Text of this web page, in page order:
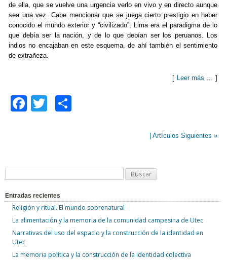
de ella, que se vuelve una urgencia verlo en vivo y en directo aunque
sea una vez. Cabe mencionar que se juega cierto prestigio en haber
conocido el mundo exterior y “civilizado”; Lima era el paradigma de lo
que debía ser la nación, y de lo que debían ser los peruanos. Los
indios no encajaban en este esquema, de ahí también el sentimiento
de extrañeza.
[ Leer más … ]
F
b
o
o
k
ar
tir
| Artículos Siguientes »
s
Entradas recientes
Religión y ritual. El mundo sobrenatural
La alimentación y la memoria de la comunidad campesina de Utec
Narrativas del uso del espacio y la construcción de la identidad en
Utec
La memoria política y la construcción de la identidad colectiva